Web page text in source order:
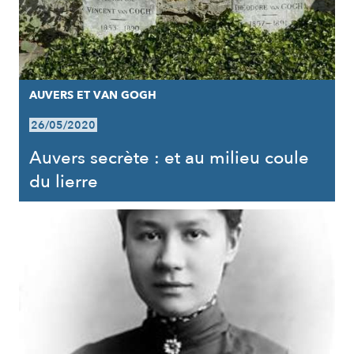
AUVERS ET VAN GOGH
26/05/2020
Auvers secrète : et au milieu coule
du lierre